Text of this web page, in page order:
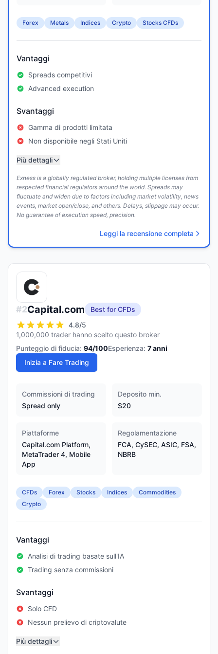
Forex Metals Indices Crypto Stocks CFDs
Vantaggi
Spreads competitivi
Advanced execution
Svantaggi
Gamma di prodotti limitata
Non disponibile negli Stati Uniti
Più dettagli
Exness is a globally regulated broker, holding multiple licenses from
respected financial regulators around the world. Spreads may
fluctuate and widen due to factors including market volatility, news
events, market open/close, and others. Delays, slippage may occur.
No guarantee of execution speed, precision.
Leggi la recensione completa
#2Capital.com
Best for CFDs
4.8/5
1,000,000 trader hanno scelto questo broker
Punteggio di fiducia: 94/100Esperienza: 7anni
Inizia a Fare Trading
Commissioni di trading
Spread only
Deposito min.
$20
Piattaforme
Capital.com Platform,
MetaTrader 4, Mobile
App
Regolamentazione
FCA, CySEC, ASIC, FSA,
NBRB
CFDs Forex Stocks Indices
Commodities
Crypto
Vantaggi
Analisi di trading basate sull'IA
Trading senza commissioni
Svantaggi
Solo CFD
Nessun prelievo di criptovalute
Più dettagli